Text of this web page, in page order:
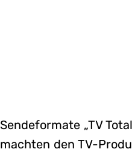
Sendeformate „TV
machten den TV-